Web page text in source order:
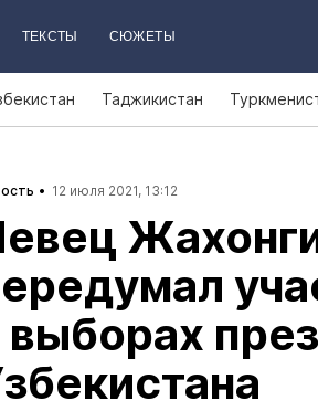
ТЕКСТЫ СЮЖЕТЫ
Таджикистан
12 июля 2021, 13:12
выборах